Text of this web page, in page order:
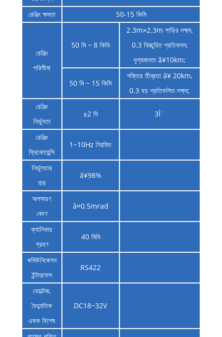
রেঞ্জিং ক্ষমতা 50-15 কিমি
রেঞ্জিং
পরিসীমা
50 মি ~ 8 কিমি
2.3m×2.3m গাড়ির লক্ষ্য,
0.3 বিচ্ছুরিত প্রতিফলন,
দৃশ্যমানতা â¥10km;
50 মি ~ 15 কিমি
শক্তির তীব্রতা â¥ 20km,
0.3 বড় প্রতিফলিত লক্ষ্য;
রেঞ্জিং
নির্ভুলতা
±2 মি 3Î´
রেঞ্জিং
ফ্রিকোয়েন্সি
1~10Hz নিয়মিত
নির্ভুলতার
হার
â¥98%
অপসারণ
কোণ
â¤0.5mrad
ক্যালিবার
গ্রহণ
40 মিমি
কমিউনিকেশন
ইন্টারফেস
RS422
ভোল্টেজ,
বৈদ্যুতিক
একক বিশেষ
DC18~32V